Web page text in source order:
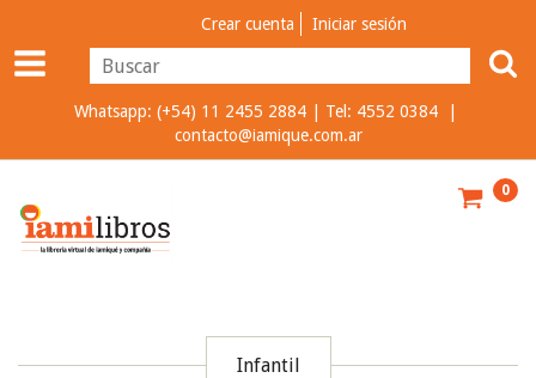
Crear cuenta Iniciar sesión
Whatsapp: (+54) 11 2455 2884 | Tel: 4552 0384 |
contacto@iamique.com.ar
0
Infantil